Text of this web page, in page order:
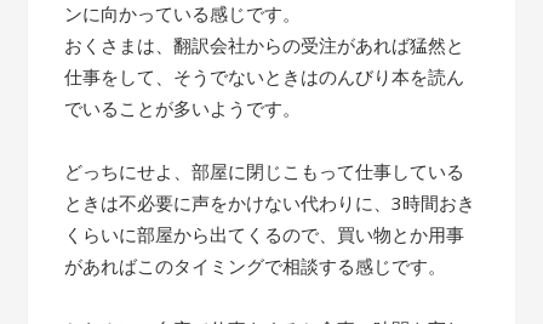
ンに向かっている感じです。
おくさまは、翻訳会社からの受注があれば猛然と
仕事をして、そうでないときはのんびり本を読ん
でいることが多いようです。
どっちにせよ、部屋に閉じこもって仕事している
ときは不必要に声をかけない代わりに、3時間おき
くらいに部屋から出てくるので、買い物とか用事
があればこのタイミングで相談する感じです。